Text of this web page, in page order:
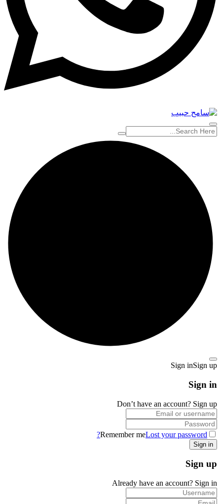
Sign inSign up
Sign in
Don’t have an account? Sign up
Remember meLost your password?
Sign up
Already have an account? Sign in